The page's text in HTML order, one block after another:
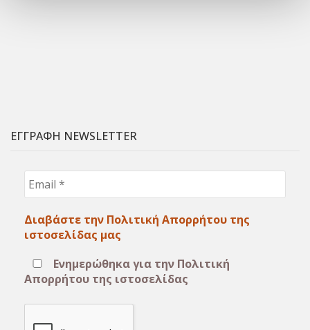
ΕΓΓΡΑΦΗ NEWSLETTER
Διαβάστε την Πολιτική Απορρήτου της
ιστοσελίδας μας
Ενημερώθηκα για την Πολιτική
Απορρήτου της ιστοσελίδας